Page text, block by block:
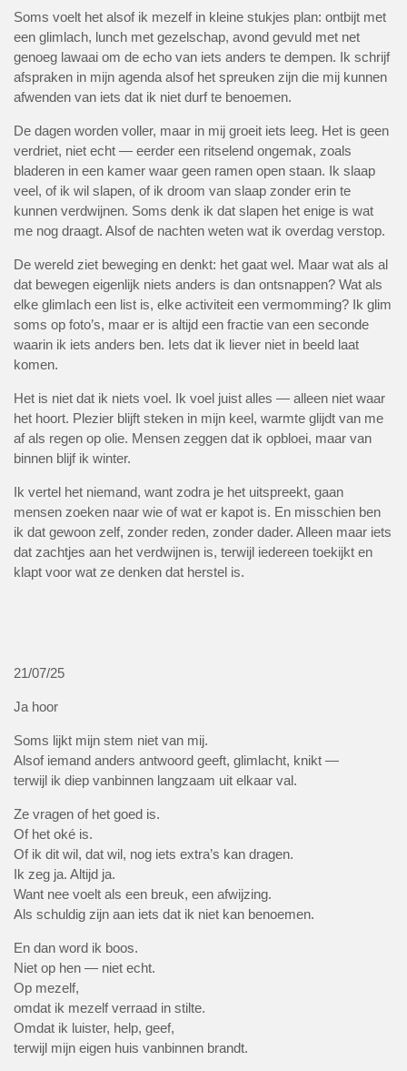
Soms voelt het alsof ik mezelf in kleine stukjes plan: ontbijt met
een glimlach, lunch met gezelschap, avond gevuld met net
genoeg lawaai om de echo van iets anders te dempen. Ik schrijf
afspraken in mijn agenda alsof het spreuken zijn die mij kunnen
afwenden van iets dat ik niet durf te benoemen.
De dagen worden voller, maar in mij groeit iets leeg. Het is geen
verdriet, niet echt — eerder een ritselend ongemak, zoals
bladeren in een kamer waar geen ramen open staan. Ik slaap
veel, of ik wil slapen, of ik droom van slaap zonder erin te
kunnen verdwijnen. Soms denk ik dat slapen het enige is wat
me nog draagt. Alsof de nachten weten wat ik overdag verstop.
De wereld ziet beweging en denkt: het gaat wel. Maar wat als al
dat bewegen eigenlijk niets anders is dan ontsnappen? Wat als
elke glimlach een list is, elke activiteit een vermomming? Ik glim
soms op foto’s, maar er is altijd een fractie van een seconde
waarin ik iets anders ben. Iets dat ik liever niet in beeld laat
komen.
Het is niet dat ik niets voel. Ik voel juist alles — alleen niet waar
het hoort. Plezier blijft steken in mijn keel, warmte glijdt van me
af als regen op olie. Mensen zeggen dat ik opbloei, maar van
binnen blijf ik winter.
Ik vertel het niemand, want zodra je het uitspreekt, gaan
mensen zoeken naar wie of wat er kapot is. En misschien ben
ik dat gewoon zelf, zonder reden, zonder dader. Alleen maar iets
dat zachtjes aan het verdwijnen is, terwijl iedereen toekijkt en
klapt voor wat ze denken dat herstel is.
21/07/25
Ja hoor
Soms lijkt mijn stem niet van mij.
Alsof iemand anders antwoord geeft, glimlacht, knikt —
terwijl ik diep vanbinnen langzaam uit elkaar val.
Ze vragen of het goed is.
Of het oké is.
Of ik dit wil, dat wil, nog iets extra’s kan dragen.
Ik zeg ja. Altijd ja.
Want nee voelt als een breuk, een afwijzing.
Als schuldig zijn aan iets dat ik niet kan benoemen.
En dan word ik boos.
Niet op hen — niet echt.
Op mezelf,
omdat ik mezelf verraad in stilte.
Omdat ik luister, help, geef,
terwijl mijn eigen huis vanbinnen brandt.